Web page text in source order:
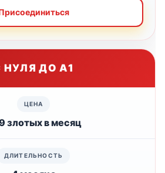
НУЛЯ ДО А1
злотых в месяц